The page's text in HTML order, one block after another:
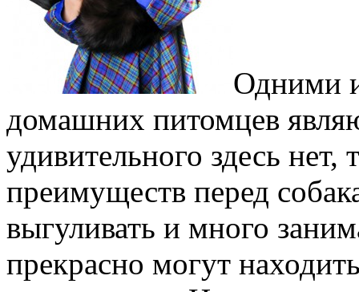
Одними
домашних питомцев
удивительного здесь
преимуществ перед
выгуливать и много
прекрасно могут